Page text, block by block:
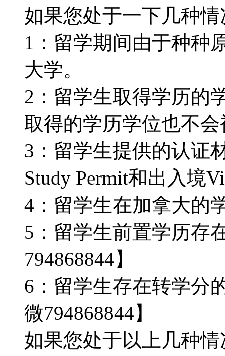
如果您处于一下几种情
1：留学期间由于种种
大学。
2：留学生取得学历的
取得的学历学位也不会
3：留学生提供的认证
Study Permit和出入境
4：留学生在加拿大的
5：留学生前置学历存
794868844】
6：留学生存在转学分
微794868844】
如果您处于以上几种